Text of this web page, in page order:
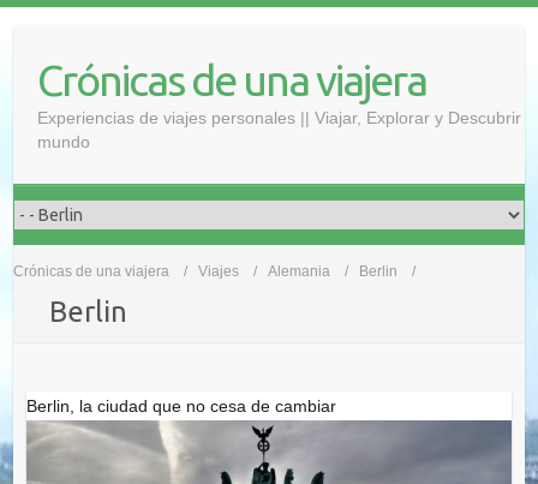
contenidoCrónicas de una viajera
Experiencias de viajes personales || Viajar, Explorar y Descubrir
mundo
Crónicas de una viajera Viajes Alemania Berlin
Berlin
Berlin, la ciudad que no cesa de cambiar